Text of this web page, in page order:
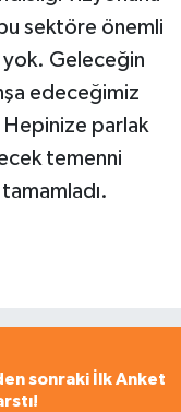
sektöre önemli
yok. Geleceğin
edeceğimiz
parlak
temenni
sonraki İlk Anket